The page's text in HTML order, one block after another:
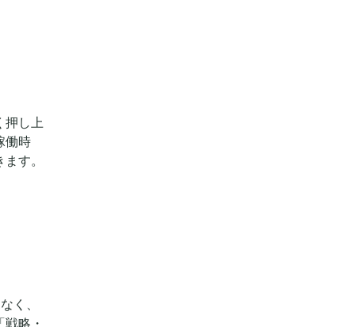
押し上
働時
す。
く、
略・